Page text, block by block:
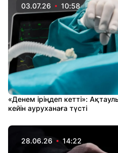
03.07.26 10:58
«Денем іріңдеп кетті»:
кейін ауруханаға түсті
28.06.26 14:22